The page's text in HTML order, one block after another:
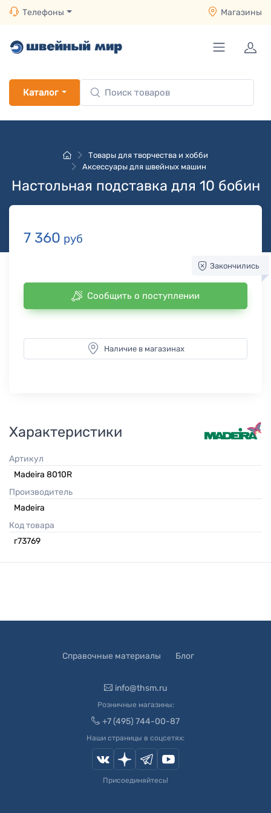
Телефоны Магазины
Каталог
Товары для творчества и хобби
Аксессуары для швейных машин
Настольная подставка для 10 бобин
7 360 руб
Закончились
Сообщить о поступлении
Наличие в магазинах
Характеристики
Артикул
Madeira 8010R
Производитель
Madeira
Код товара
г73769
Справочные материалы Блог
info@thsm.ru
Розничные магазины:
+7 (495) 744-00-87
Наши страницы в соцсетях:
Присоединяйтесь!